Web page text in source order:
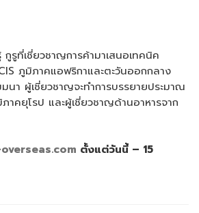
รูที่เชี่ยวชาญการค้ามาเสนอเทคนิค
ภูมิภาคแอฟริกาและตะวันออกกลาง
า ผู้เชี่ยวชาญจะทำการบรรยายประมาณ
าคยุโรป และผู้เชี่ยวชาญด้านอาหารจาก
ตั้งแต่วันนี้ – 15